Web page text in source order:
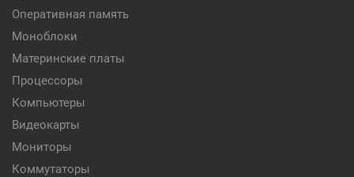
Оперативная память
Моноблоки
Материнские платы
Процессоры
Компьютеры
Видеокарты
Мониторы
Коммутаторы